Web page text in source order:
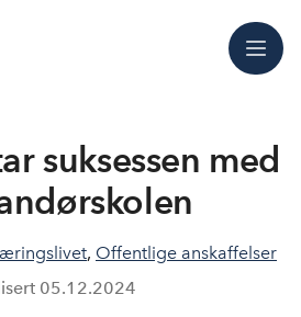
Meny
suksessen med
, Offentlige anskaffelser
05.12.2024